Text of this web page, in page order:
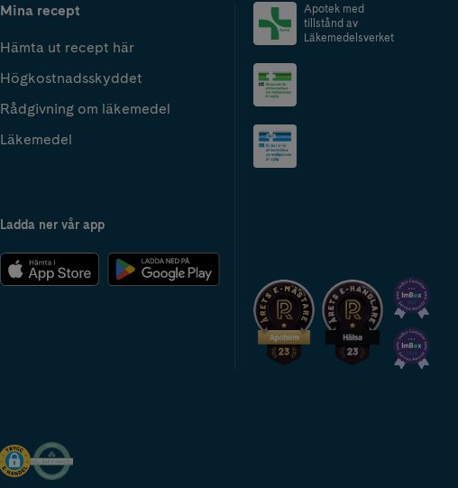
Mina recept
Hämta ut recept här
Högkostnadsskyddet
Rådgivning om läkemedel
Läkemedel
Ladda ner vår app
Apotek med
tillstånd av
Läkemedelsverket
2024